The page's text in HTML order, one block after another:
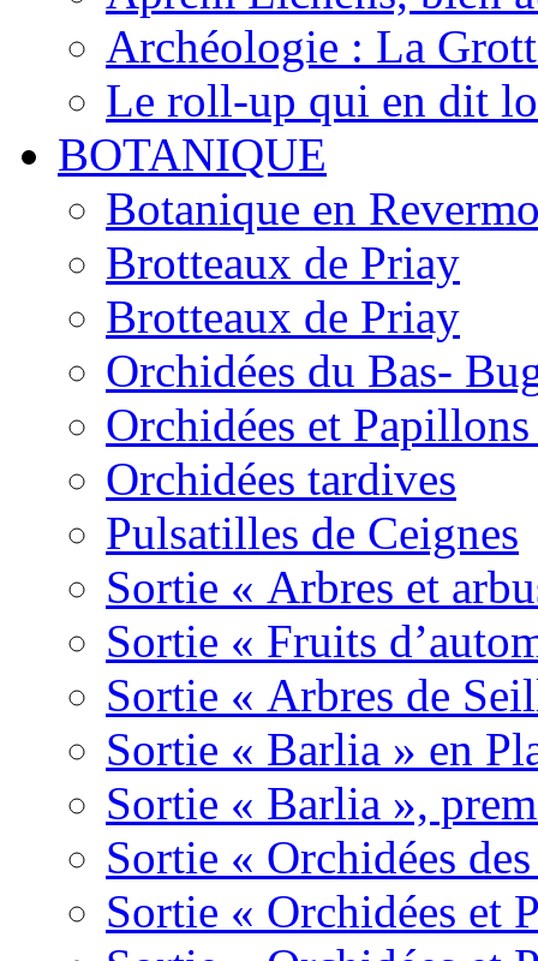
Archéologie : La
Le roll-up qui en dit
BOTANIQUE
Botanique en
Brotteaux de Priay
Brotteaux de Priay
Orchidées du Bas-
Orchidées et
Orchidées tardives
Pulsatilles de Ceignes
Sortie « Arbres et
Sortie « Fruits
Sortie « Arbres de
Sortie « Barlia » en
Sortie « Barlia »,
Sortie « Orchidées
Sortie « Orchidées et